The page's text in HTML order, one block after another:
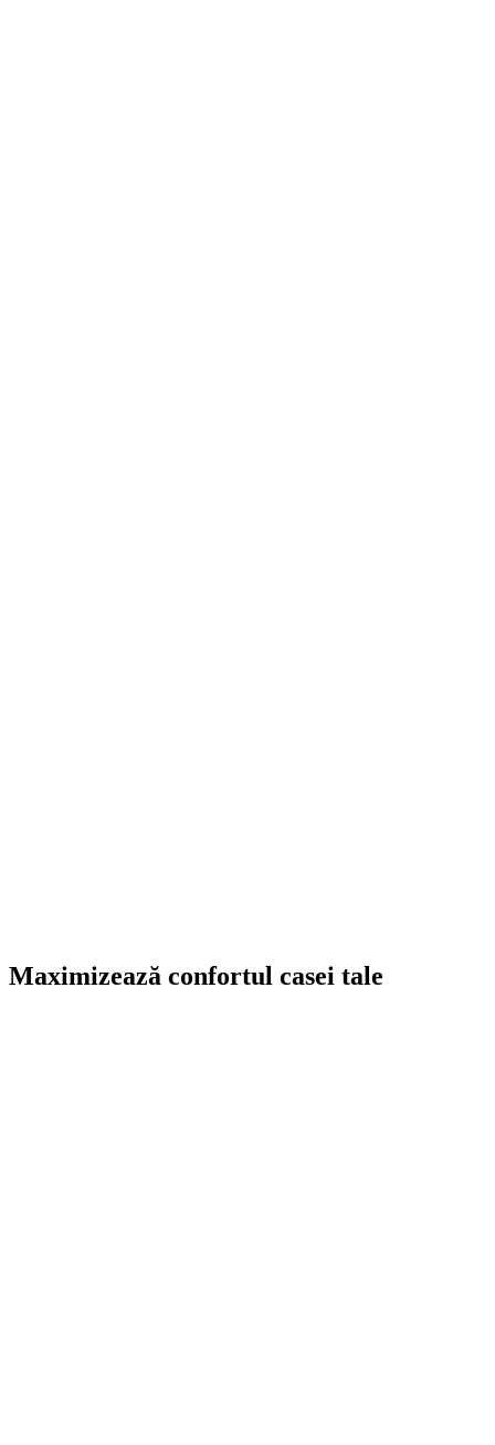
Maximizează confortul casei tale